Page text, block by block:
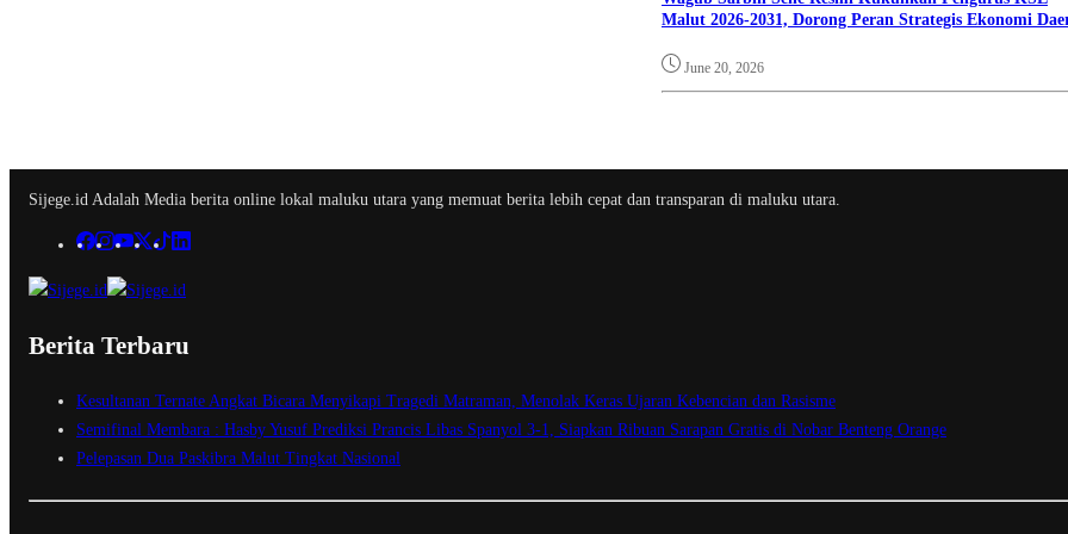
Malut 2026-2031, Dorong Peran Strategis Ekonomi
June 20, 2026
Sijege.id Adalah Media berita online lokal maluku utara yang memuat berita lebih cepat dan transparan di maluku utara.
Berita Terbaru
Kesultanan Ternate Angkat Bicara Menyikapi Tragedi Matraman, Menolak Keras Ujaran Kebencian dan Rasisme
Semifinal Membara : Hasby Yusuf Prediksi Prancis Libas Spanyol 3-1, Siapkan Ribuan Sarapan Gratis di Nobar Benteng Orange
Pelepasan Dua Paskibra Malut Tingkat Nasional